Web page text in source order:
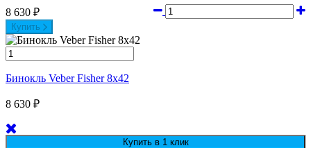
8 630 ₽
Купить
Бинокль Veber Fisher 8x42
8 630 ₽